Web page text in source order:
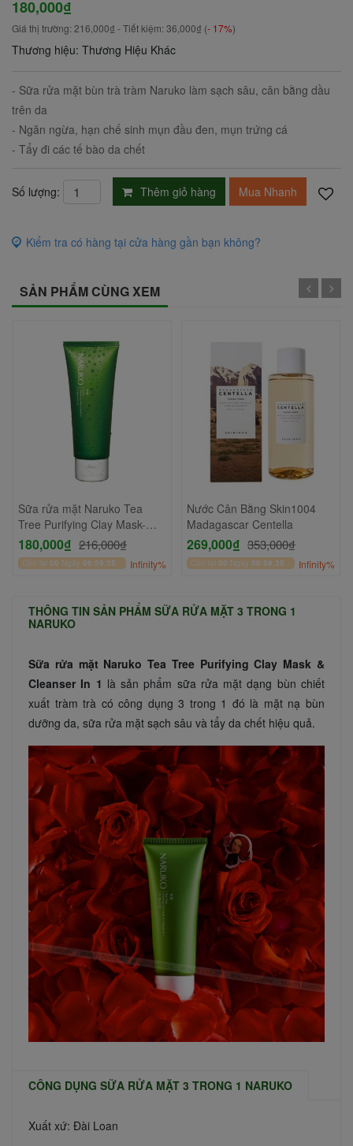
180,000₫
Giá thị trường: 216,000₫ - Tiết kiệm: 36,000₫ (- 17%)
Thương hiệu: Thương Hiệu Khác
- Sữa rửa mặt bùn trà tràm Naruko làm sạch sâu, cân bằng dầu
trên da
- Ngăn ngừa, hạn chế sinh mụn đầu đen, mụn trứng cá
- Tẩy đi các tế bào da chết
Số lượng: Thêm giỏ hàng Mua Nhanh
Kiểm tra có hàng tại cửa hàng gần bạn không?
SẢN PHẨM CÙNG XEM
Sữa rửa mặt Naruko Tea
Tree Purifying Clay Mask-
Cleanser In1 120gr
180,000₫ 216,000₫
Còn lại 00 Ngày 06:59:34 Infinity%
Nước Cân Bằng Skin1004
Madagascar Centella
269,000₫ 353,000₫
Còn lại 00 Ngày 06:59:34 Infinity%
THÔNG TIN SẢN PHẨM SỮA RỬA MẶT 3 TRONG 1
NARUKO
Sữa rửa mặt Naruko Tea Tree Purifying Clay Mask &
Cleanser In 1 là sản phẩm sữa rửa mặt dạng bùn chiết
xuất tràm trà có công dụng 3 trong 1 đó là mặt nạ bùn
dưỡng da, sữa rửa mặt sạch sâu và tẩy da chết hiệu quả.
CÔNG DỤNG SỮA RỬA MẶT 3 TRONG 1 NARUKO
Xuất xứ: Đài Loan